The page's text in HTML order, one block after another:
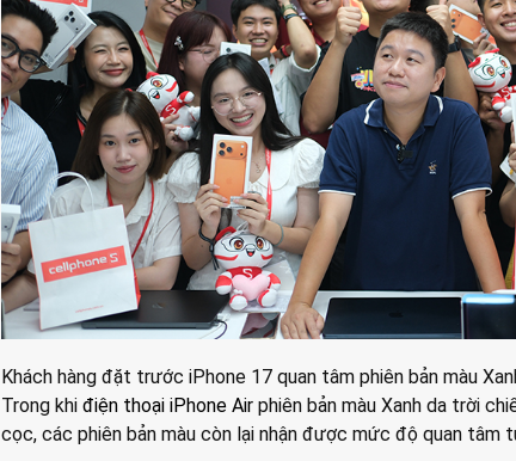
Khách hàng đặt trước iPhone 17 quan tâm phiên bản màu
Trong khi điện thoại iPhone Air phiên bản màu Xanh da trời
cọc, các phiên bản màu còn lại nhận được mức độ quan tâm